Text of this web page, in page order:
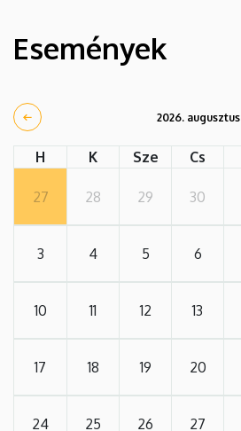
Események
2026. augusztus
H K Sze Cs
27 28 29 30
3 4 5 6
10 11 12 13
17 18 19 20
24 25 26 27